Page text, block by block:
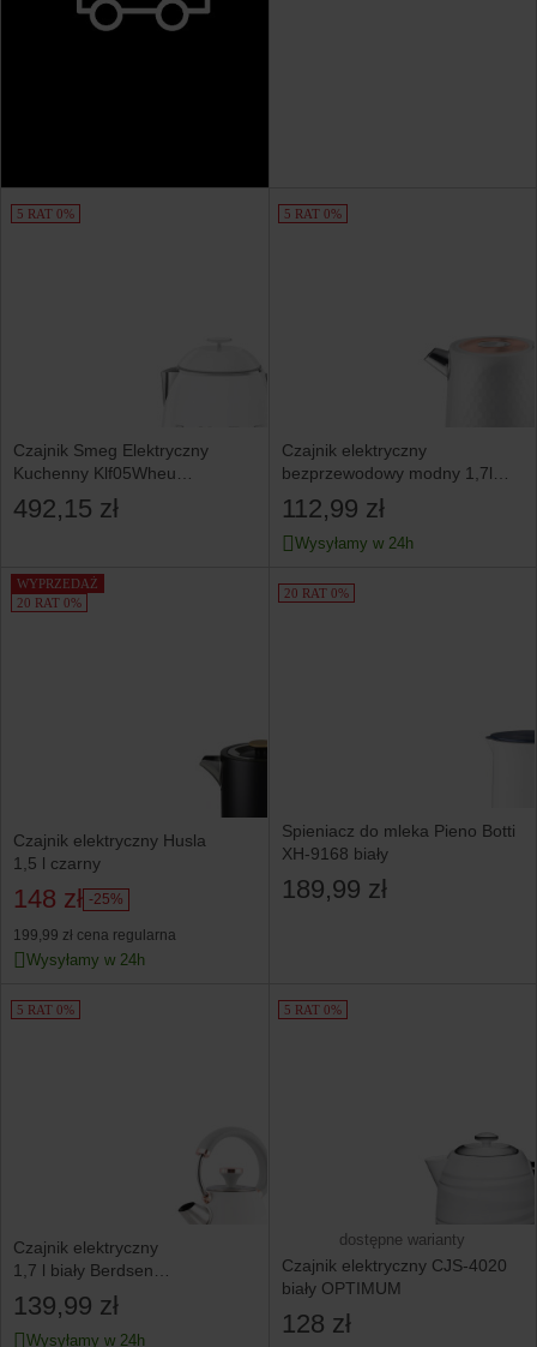
5 RAT 0%
Czajnik Smeg Elektryczny
Kuchenny Klf05Wheu
Biały 1400W 0,8 l Retro Vintage
492,15 zł
5 RAT 0%
Czajnik elektryczny
bezprzewodowy modny 1,7l
Berdsen
112,99 zł
Wysyłamy w 24h
WYPRZEDAŻ
20 RAT 0%
Czajnik elektryczny Husla
1,5 l czarny
148 zł -25%
199,99 zł cena regularna
Wysyłamy w 24h
20 RAT 0%
Spieniacz do mleka Pieno Botti
XH-9168 biały
189,99 zł
5 RAT 0%
Czajnik elektryczny
1,7 l biały Berdsen
z termometrem
139,99 zł
Wysyłamy w 24h
5 RAT 0%
dostępne warianty
Czajnik elektryczny CJS-4020
biały OPTIMUM
128 zł